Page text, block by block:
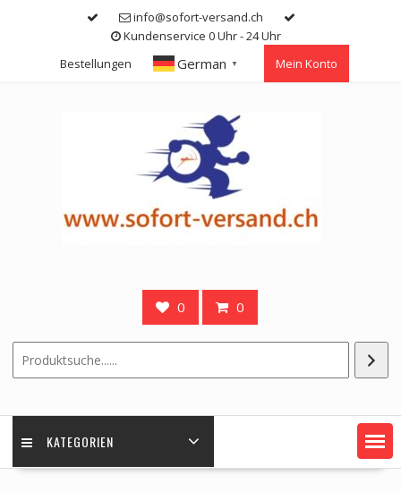
info@sofort-versand.ch
Kundenservice 0 Uhr - 24 Uhr
Bestellungen
German ▼ Mein Konto
0 0
KATEGORIEN